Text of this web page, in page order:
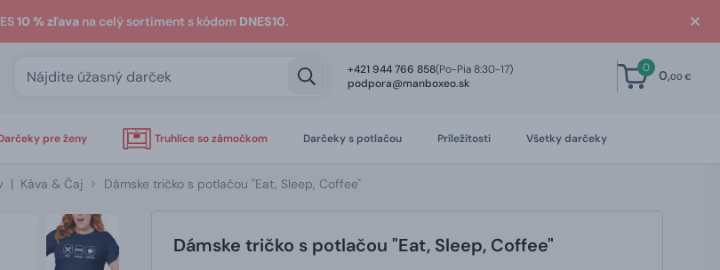
10 % zľavana celý sortiment s kódom DNES10.
+421 944 766 858(Po-Pia 8:30-17)
podpora@manboxeo.sk
0 0,00 €
pre ženy Truhlice so zámočkom Darčeky s potlačou Príležitosti Všetky darčeky
| Káva & Čaj Dámske tričko s potlačou "Eat, Sleep, Coffee"
Dámske tričko s potlačou "Eat, Sleep, Coffee"